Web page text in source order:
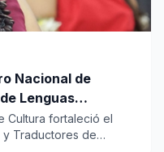
Nacional de
Lenguas
Cultura fortaleció el
y Traductores de